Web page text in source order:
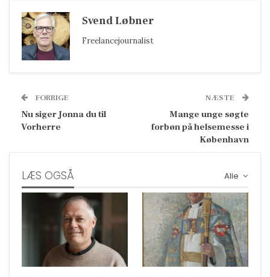
Svend Løbner
Freelancejournalist
FORRIGE
Nu siger Jonna du til
Vorherre
NÆSTE
Mange unge søgte
forbøn på helsemesse i
København
Alle
LÆS OGSÅ